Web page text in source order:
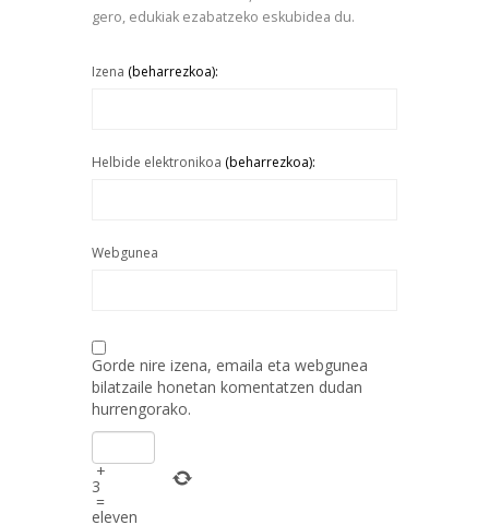
gero, edukiak ezabatzeko eskubidea du.
Izena (beharrezkoa):
Helbide elektronikoa (beharrezkoa):
Webgunea
Gorde nire izena, emaila eta webgunea
bilatzaile honetan komentatzen dudan
hurrengorako.
+
3
=
eleven